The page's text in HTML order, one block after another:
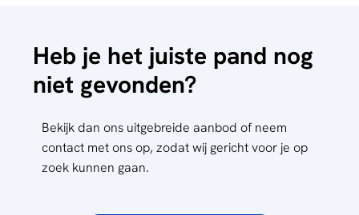
Heb je het juiste pand nog
niet gevonden?
Bekijk dan ons uitgebreide aanbod of neem
contact met ons op, zodat wij gericht voor je op
zoek kunnen gaan.